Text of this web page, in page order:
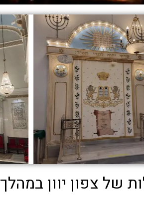
של צפון יוון במהלך